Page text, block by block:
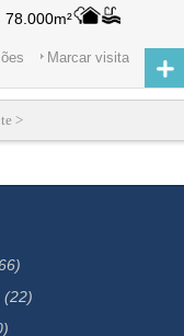
78.000m²
Marcar visita
>
(22)